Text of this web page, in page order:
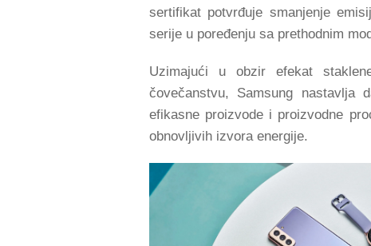
sertifikat potvrđuje smanjenje
serije u poređenju sa prethodnim
Uzimajući u obzir efekat
čovečanstvu, Samsung nastavlja
efikasne proizvode i proizvodne
obnovljivih izvora energije.